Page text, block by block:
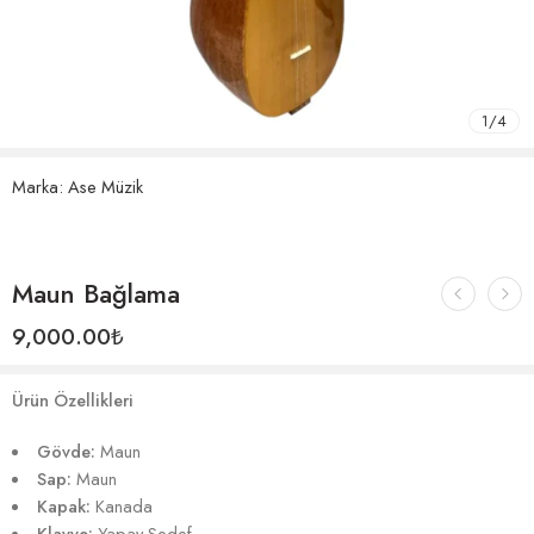
1/4
Marka: Ase Müzik
Maun Bağlama
9,000.00₺
Ürün Özellikleri
Gövde: Maun
Sap: Maun
Kapak: Kanada